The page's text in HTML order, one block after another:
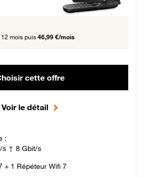
mois puis 46,99 €/mois
cette offre
Voir le détail
:
s ↑ 8 Gbit/s
+ 1 Répéteur Wifi 7